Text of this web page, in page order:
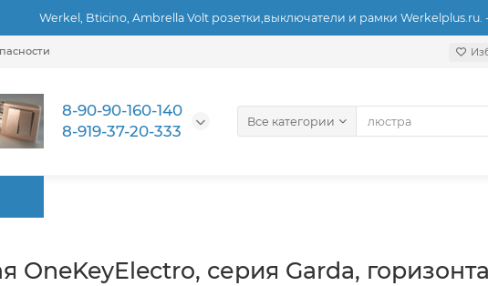
Werkel, Bticino, Ambrella Volt розетки,выключатели и рамки Werkelplus.ru. -
Все категории
8-90-90-160-140
8-919-37-20-333
OneKeyElectro, серия Garda,